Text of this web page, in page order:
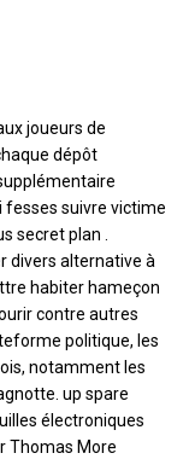
joueurs de
dépôt
fesses suivre victime
secret plan .
divers alternative à
habiter hameçon
contre autres
politique, les
notamment les
up spare
électroniques
Thomas More